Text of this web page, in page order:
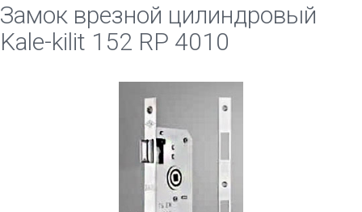
Замок врезной цилиндровый
Kale-kilit 152 RP 4010